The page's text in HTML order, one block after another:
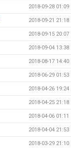
2018-09-28 01:09
2018-09-21 21:18
2018-09-15 20:07
2018-09-04 13:38
2018-08-17 14:40
2018-06-29 01:53
2018-04-26 19:24
2018-04-25 21:18
2018-04-06 01:11
2018-04-04 21:53
2018-03-29 21:10